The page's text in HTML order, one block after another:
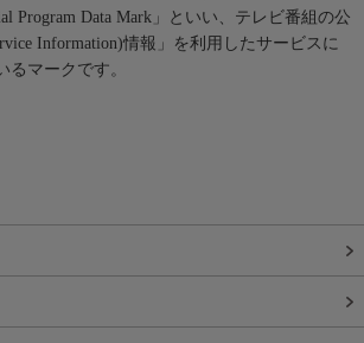
Program Data Mark」といい、テレビ番組の公
Information)情報」を利用したサービスに
るマークです。